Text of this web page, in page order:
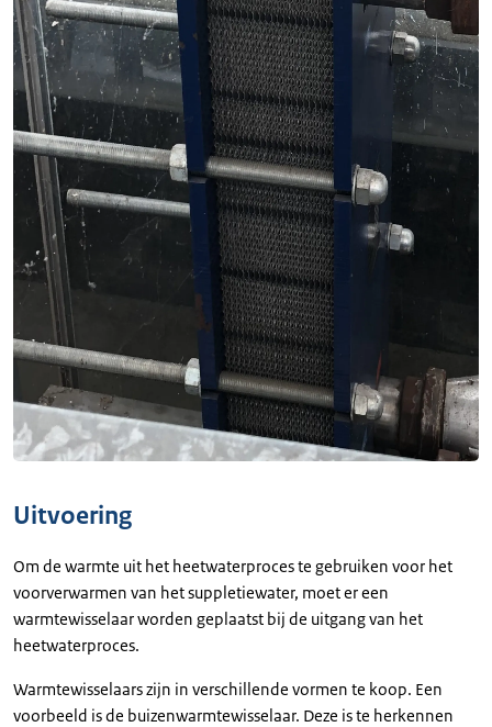
Uitvoering
Om de warmte uit het heetwaterproces te gebruiken voor het
voorverwarmen van het suppletiewater, moet er een
warmtewisselaar worden geplaatst bij de uitgang van het
heetwaterproces.
Warmtewisselaars zijn in verschillende vormen te koop. Een
voorbeeld is de buizenwarmtewisselaar. Deze is te herkennen